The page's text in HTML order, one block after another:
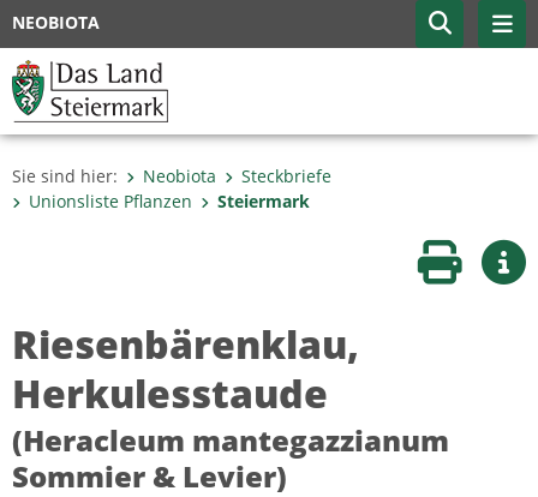
NEOBIOTA
Sie sind hier: Neobiota
Steckbriefe
Unionsliste Pflanzen
Steiermark
Seite
Riesenbärenklau,
Herkulesstaude
(Heracleum mantegazzianum
Sommier & Levier)